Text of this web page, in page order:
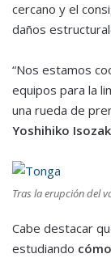
cercano y el
daños
“Nos estamos
equipos para la
una rueda de
Yoshihiko
Tras la erupción del
Cabe destacar
estudiando